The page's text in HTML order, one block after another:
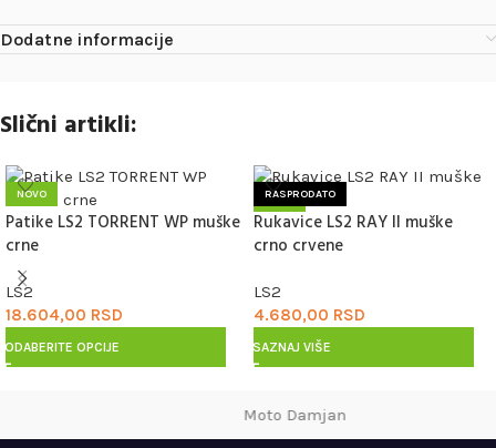
Dodatne informacije
Slični artikli:
NOVO
Patike LS2 TORRENT WP muške
crne
LS2
18.604,00 RSD
ODABERITE OPCIJE
RASPRODATO
NOVO
Rukavice LS2 RAY II muške
crno crvene
LS2
4.680,00 RSD
SAZNAJ VIŠE
Moto Damjan